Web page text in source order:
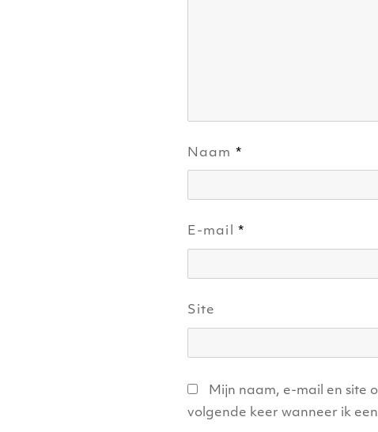
Naam *
E-mail*
Site
Mijn naam, e-mail en site
volgende keer wanneer ik